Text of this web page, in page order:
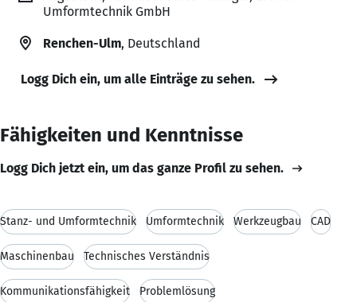
Umformtechnik GmbH
Renchen-Ulm, Deutschland
Logg Dich ein, um alle Einträge zu sehen.
Fähigkeiten und Kenntnisse
Logg Dich jetzt ein, um das ganze Profil zu sehen.
Stanz- und Umformtechnik Umformtechnik Werkzeugbau CAD
Maschinenbau Technisches Verständnis
Kommunikationsfähigkeit Problemlösung